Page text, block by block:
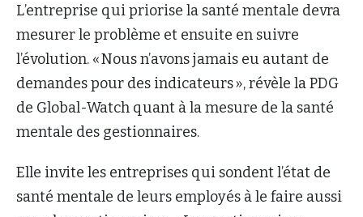
L’entreprise qui priorise la santé mentale devra
mesurer le problème et ensuite en suivre
l’évolution. « Nous n’avons jamais eu autant de
demandes pour des indicateurs », révèle la PDG
de Global-Watch quant à la mesure de la santé
mentale des gestionnaires.
Elle invite les entreprises qui sondent l’état de
santé mentale de leurs employés à le faire aussi